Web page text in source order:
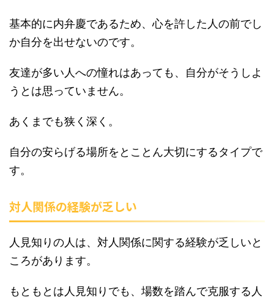
基本的に内弁慶であるため、心を許した人の前でし
か自分を出せないのです。
友達が多い人への憧れはあっても、自分がそうしよ
うとは思っていません。
あくまでも狭く深く。
自分の安らげる場所をとことん大切にするタイプで
す。
対人関係の経験が乏しい
人見知りの人は、対人関係に関する経験が乏しいと
ころがあります。
もともとは人見知りでも、場数を踏んで克服する人